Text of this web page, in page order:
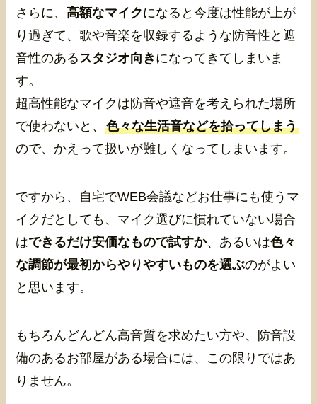
さらに、高額なマイクになると今度は性能が上が
り過ぎて、歌や音楽を収録するような防音性と遮
音性のあるスタジオ向き になってきてしまいま
す。
超高性能なマイクは防音や遮音を考えられた場所
で使わないと、色々な生活音などを拾ってしまう
ので、かえって扱いが難しくなってしまいます。
ですから、自宅でWEB会議などお仕事にも使うマ
イクだとしても、マイク選びに慣れていない場合
はできるだけ安価なもので試すか、あるいは色々
な調節が最初からやりやすいものを選ぶのがよい
と思います。
もちろんどんどん高音質を求めたい方や、防音設
備のあるお部屋がある場合には、この限りではあ
りません。